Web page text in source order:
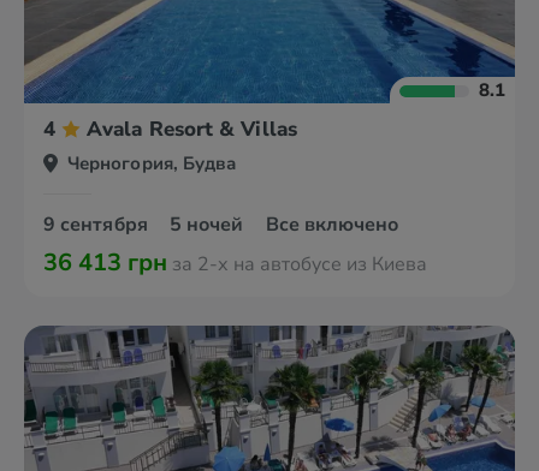
8.1
4 Avala Resort & Villas
Черногория, Будва
9 сентября 5 ночей Все включено
36 413 грн за 2-х на автобусе из Киева